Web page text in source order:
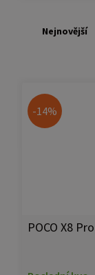
Nejnovější
-14%
POCO X8